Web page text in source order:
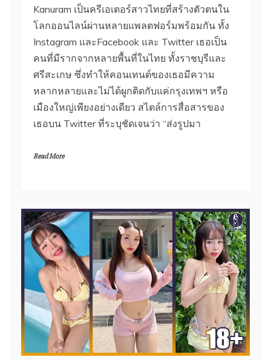
Kanuram เป็นครีเอเตอร์สาวไทยที่สร้างตัวตนใน
โลกออนไลน์ผ่านหลายแพลตฟอร์มพร้อมกัน ทั้ง
Instagram และFacebook และ Twitter เธอเป็น
คนที่มีรากจากหลายพื้นที่ในไทย ทั้งราชบุรีและ
ศรีสะเกษ ซึ่งทำให้คอนเทนต์ของเธอมีความ
หลากหลายและไม่ได้ผูกติดกับแค่กรุงเทพฯ หรือ
เมืองใหญ่เพียงอย่างเดียว สไตล์การสื่อสารของ
เธอบน Twitter ที่ระบุชัดเจนว่า “ส่งรูปมา
Read More